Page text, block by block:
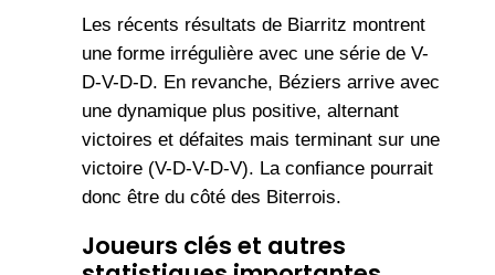
Les récents résultats de Biarritz montrent
une forme irrégulière avec une série de V-
D-V-D-D. En revanche, Béziers arrive avec
une dynamique plus positive, alternant
victoires et défaites mais terminant sur une
victoire (V-D-V-D-V). La confiance pourrait
donc être du côté des Biterrois.
Joueurs clés et autres